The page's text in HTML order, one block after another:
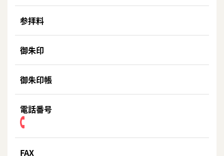
参拝料
御朱印
御朱印帳
電話番号
FAX